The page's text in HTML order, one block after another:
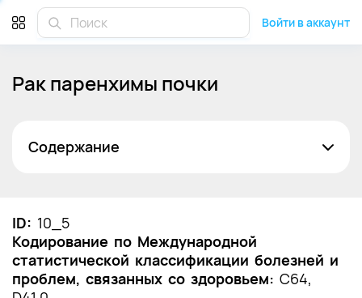
Войти в аккаунт
Рак паренхимы почки
Содержание
1. Краткая информация по заболеванию или
состоянию (группы заболеваний или
состояний)
ID: 10_5
Кодирование по Международной
статистической классификации болезней и
проблем, связанных со здоровьем: C64,